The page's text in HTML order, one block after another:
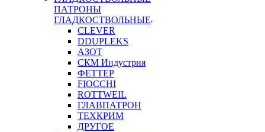
ПАТРОНЫ
ГЛАДКОСТВОЛЬНЫЕ
CLEVER
DDUPLEKS
АЗОТ
СКМ Индустрия
ФЕТТЕР
FIOCCHI
ROTTWEIL
ГЛАВПАТРОН
ТЕХКРИМ
ДРУГОЕ